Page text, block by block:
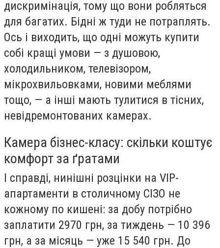
дискримінація, тому що вони робляться
для багатих. Бідні ж туди не потраплять.
Ось і виходить, що одні можуть купити
собі кращі умови — з душовою,
холодильником, телевізором,
мікрохвильовками, новими меблями
тощо, — а інші мають тулитися в тісних,
невідремонтованих камерах.
Камера бізнес-класу: скільки коштує
комфорт за ґратами
І справді, нинішні розцінки на VIP-
апартаменти в столичному СІЗО не
кожному по кишені: за добу потрібно
заплатити 2970 грн, за тиждень — 10 396
грн, а за місяць — уже 15 540 грн. До